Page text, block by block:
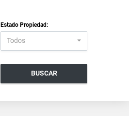
Estado Propiedad:
Todos
BUSCAR